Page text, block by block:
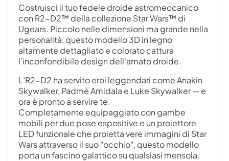
Costruisci il tuo fedele droide astromeccanico
con R2-D2™ della collezione Star Wars™ di
Ugears. Piccolo nelle dimensioni ma grande nella
personalità, questo modello 3D in legno
altamente dettagliato e colorato cattura
l'inconfondibile design dell'amato droide.
L’R2-D2 ha servito eroi leggendari come Anakin
Skywalker, Padmé Amidala e Luke Skywalker — e
ora è pronto a servire te.
Completamente equipaggiato con gambe
mobili per due pose espositive e un proiettore
LED funzionale che proietta vere immagini di Star
Wars attraverso il suo "occhio", questo modello
porta un fascino galattico su qualsiasi mensola.